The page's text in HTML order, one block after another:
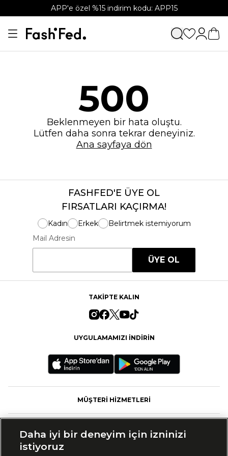
APP'e özel %15 indirim kodu: APP15
500
Beklenmeyen bir hata oluştu.
Lütfen daha sonra tekrar deneyiniz.
Ana sayfaya dön
FASHFED'E ÜYE OL
FIRSATLARI KAÇIRMA!
Kadın Erkek
Belirtmek istemiyorum
Mail Adresin
ÜYE OL
TAKİPTE KALIN
UYGULAMAMIZI İNDİRİN
MÜŞTERİ HİZMETLERİ
Daha iyi bir deneyim için izninizi
istiyoruz